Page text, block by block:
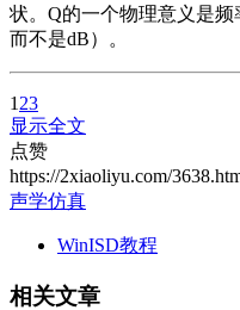
状。Q的一个物理意义是频
而不是dB）。
1 23
显示全文
点赞
https://2xiaoliyu.com/
声学仿真
WinISD教程
相关文章